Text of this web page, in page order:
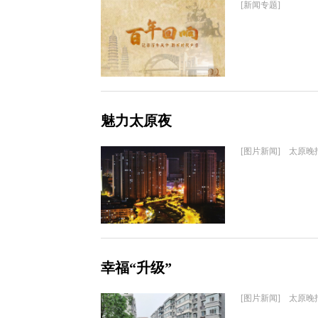
[新闻专题]
魅力太原夜
[图片新闻] 太原晚
幸福“升级”
[图片新闻] 太原晚